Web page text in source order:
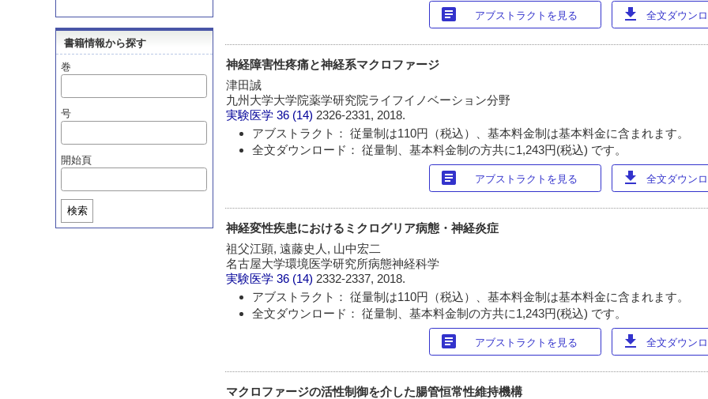
書籍情報から探す
巻
号
開始頁
検索
article アブストラクトを見る download 全文ダウン
神経障害性疼痛と神経系マクロファージ
津田誠
九州大学大学院薬学研究院ライフイノベーション分野
実験医学 36 (14) 2326-2331, 2018.
アブストラクト： 従量制は110円（税込）、基本料金制は基本料金に含まれます。
全文ダウンロード： 従量制、基本料金制の方共に1,243円(税込) です。
article アブストラクトを見る download 全文ダウン
神経変性疾患におけるミクログリア病態・神経炎症
祖父江顕, 遠藤史人, 山中宏二
名古屋大学環境医学研究所病態神経科学
実験医学 36 (14) 2332-2337, 2018.
アブストラクト： 従量制は110円（税込）、基本料金制は基本料金に含まれます。
全文ダウンロード： 従量制、基本料金制の方共に1,243円(税込) です。
article アブストラクトを見る download 全文ダウン
マクロファージの活性制御を介した腸管恒常性維持機構